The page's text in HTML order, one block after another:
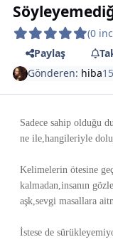
(0
Paylaş
Gönderen: hiba
Sadece sahip olduğu
ne ile,hangileriyle
Kelimelerin ötesine
kalmadan,insanın
aşk,sevgi masallara
İstese de